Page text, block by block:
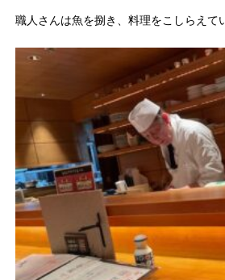
職人さんは魚を捌き、料理をこしらえて